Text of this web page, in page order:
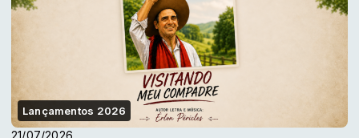
Lançamentos 2026
21/07/2026